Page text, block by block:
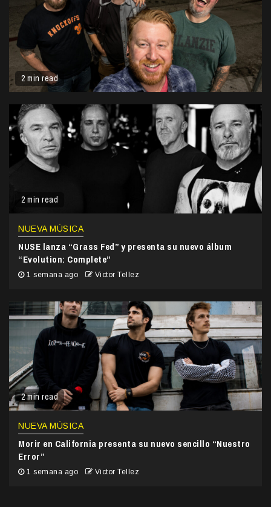
2 min read
2 min read
NUEVA MÚSICA
NUSE lanza “Grass Fed” y presenta su nuevo álbum
“Evolution: Complete”
1 semana ago Victor Tellez
2 min read
NUEVA MÚSICA
Morir en California presenta su nuevo sencillo “Nuestro
Error”
1 semana ago Victor Tellez